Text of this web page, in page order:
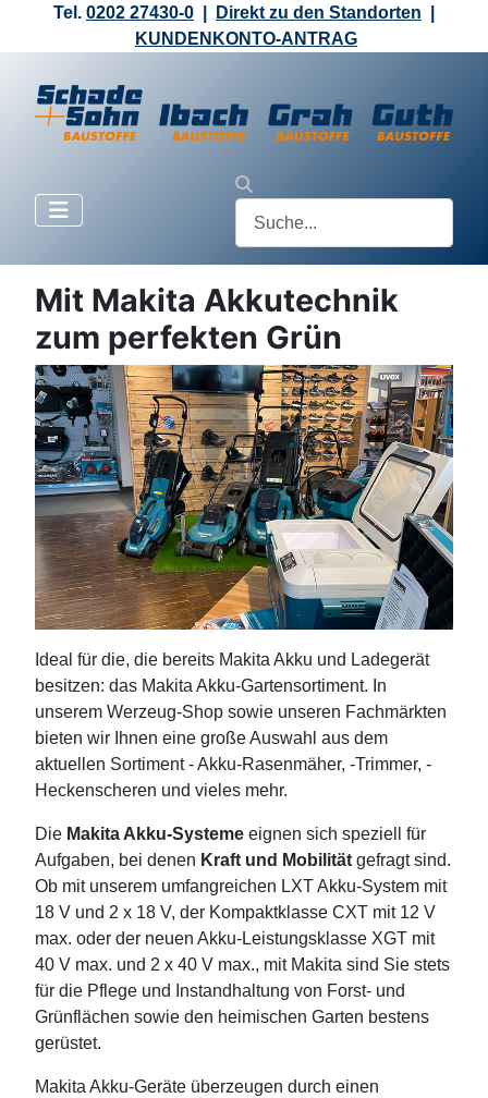
Tel. 0202 27430-0 Direkt zu den Standorten
KUNDENKONTO-ANTRAG
Mit Makita Akkutechnik
zum perfekten Grün
Ideal für die, die bereits Makita Akku und Ladegerät
besitzen: das Makita Akku-Gartensortiment. In
unserem Werzeug-Shop sowie unseren Fachmärkten
bieten wir Ihnen eine große Auswahl aus dem
aktuellen Sortiment - Akku-Rasenmäher, -Trimmer, -
Heckenscheren und vieles mehr.
Die Makita Akku-Systeme eignen sich speziell für
Aufgaben, bei denen Kraft und Mobilität gefragt sind.
Ob mit unserem umfangreichen LXT Akku-System mit
18 V und 2 x 18 V, der Kompaktklasse CXT mit 12 V
max. oder der neuen Akku-Leistungsklasse XGT mit
40 V max. und 2 x 40 V max., mit Makita sind Sie stets
für die Pflege und Instandhaltung von Forst- und
Grünflächen sowie den heimischen Garten bestens
gerüstet.
Makita Akku-Geräte überzeugen durch einen